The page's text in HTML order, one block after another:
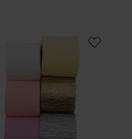
Mix pastell